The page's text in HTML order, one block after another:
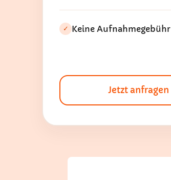
✓ Keine Aufnahmegebühr
Jetzt anfragen